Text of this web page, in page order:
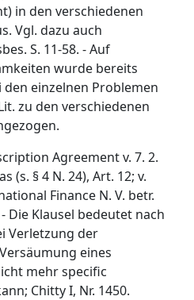
in den verschiedenen
Vgl. dazu auch
S. 11-58. - Auf
wurde bereits
den einzelnen Problemen
zu den verschiedenen
Agreement v. 7. 2.
(s. § 4 N. 24), Art. 12; v.
Finance N. V. betr.
Die Klausel bedeutet nach
Verletzung der
eines
mehr specific
Chitty I, Nr. 1450.